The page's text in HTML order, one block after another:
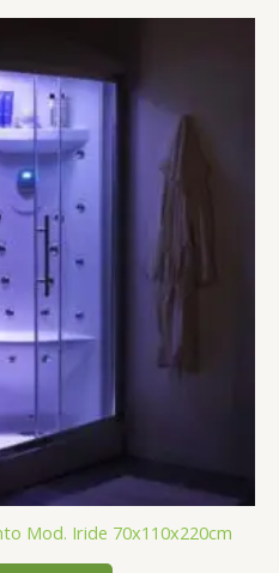
Mod. Iride 70x110x220cm